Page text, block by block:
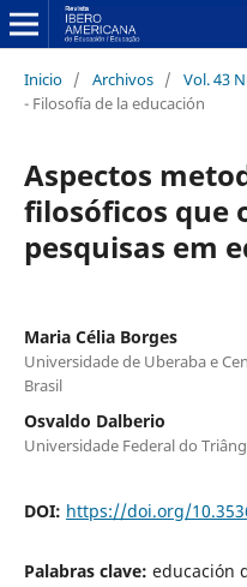
Inicio / Archivos / Vol. 43
- Filosofía de la educación
Aspectos
filosóficos que
pesquisas em
Maria Célia Borges
Universidade de Uberaba e
Brasil
Osvaldo Dalberio
Universidade Federal do
DOI: https://doi.org/
Palabras clave: educación